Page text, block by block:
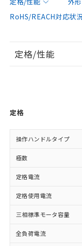
RoHS/REACH対応状
定格/性能
定格
操作ハンドルタイプ
極数
定格電流
定格使用電流
三相標準モータ容量
全負荷電流